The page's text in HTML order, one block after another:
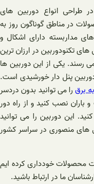
طراحی انواع دوربین های
در مناطق گوناگون روز به
مداربسته دارای اشکال و
تکنودوربین در ارزان ترین
رسند. یکی از این دوربین ها
پنل دار خورشیدی است.
برقرا می توانید بدون دردسر
نصب کنید و از راه دور
این دوربین را می توانید
های منصوری در سراسر کشور
محصولات خودداری کرده ایم
ما در ارتباط باشید.